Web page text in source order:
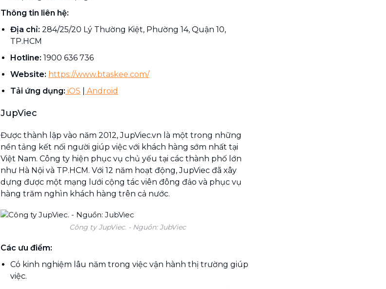
Thông tin liên hệ:
Địa chỉ: 284/25/20 Lý Thường Kiệt, Phường 14, Quận 10,
TP.HCM
Hotline: 1900 636 736
Website: https://www.btaskee.com/
Tải ứng dụng: iOS Android
JupViec
Được thành lập vào năm 2012, JupViec.vn là một trong những
nền tảng kết nối người giúp việc với khách hàng sớm nhất tại
Việt Nam. Công ty hiện phục vụ chủ yếu tại các thành phố lớn
như Hà Nội và TP.HCM. Với 12 năm hoạt động, JupViec đã xây
dựng được một mạng lưới cộng tác viên đông đảo và phục vụ
hàng trăm nghìn khách hàng trên cả nước.
Công ty JupViec. - Nguồn: JubViec
Các ưu điểm:
Có kinh nghiệm lâu năm trong việc vận hành thị trường giúp
việc.